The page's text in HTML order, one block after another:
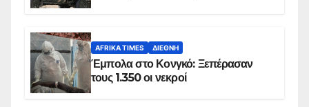
AFRIKA TIMES ΔΙΕΘΝΉ
Έμπολα στο Κονγκό: Ξεπέρασαν
τους 1.350 οι νεκροί